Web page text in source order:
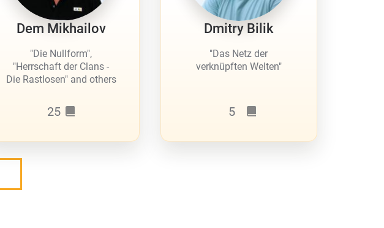
Dem Mikhailov
"Die Nullform",
"Herrschaft der Clans -
Die Rastlosen" and others
25
Dmitry Bilik
"Das Netz der
verknüpften Welten"
5